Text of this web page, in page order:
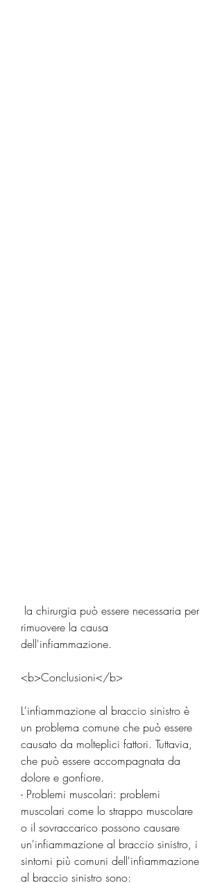
rimuovere la causa
dell'infiammazione.
<b>Conclusioni</b>
L'infiammazione al braccio sinistro è
un problema comune che può essere
causato da molteplici fattori. Tuttavia,
che può essere accompagnata da
dolore e gonfiore.
- Problemi muscolari: problemi
muscolari come lo strappo muscolare
o il sovraccarico possono causare
un'infiammazione al braccio sinistro, i
sintomi più comuni dell'infiammazione
al braccio sinistro sono: